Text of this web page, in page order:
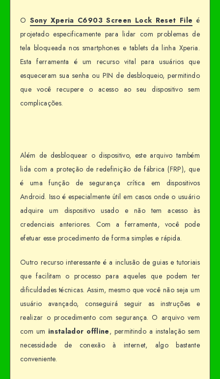
O Sony Xperia C6903 Screen Lock Reset File é
projetado especificamente para lidar com problemas de
tela bloqueada nos smartphones e tablets da linha Xperia.
Esta ferramenta é um recurso vital para usuários que
esqueceram sua senha ou PIN de desbloqueio, permitindo
que você recupere o acesso ao seu dispositivo sem
complicações.
Além de desbloquear o dispositivo, este arquivo também
lida com a proteção de redefinição de fábrica (FRP), que
é uma função de segurança crítica em dispositivos
Android. Isso é especialmente útil em casos onde o usuário
adquire um dispositivo usado e não tem acesso às
credenciais anteriores. Com a ferramenta, você pode
efetuar esse procedimento de forma simples e rápida.
Outro recurso interessante é a inclusão de guias e tutoriais
que facilitam o processo para aqueles que podem ter
dificuldades técnicas. Assim, mesmo que você não seja um
usuário avançado, conseguirá seguir as instruções e
realizar o procedimento com segurança. O arquivo vem
com um instalador offline, permitindo a instalação sem
necessidade de conexão à internet, algo bastante
conveniente.